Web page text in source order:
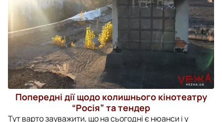
Попередні дії щодо колишнього кінотеатру
“Росія” та тендер
Тут варто зауважити, що на сьогодні є нюанси і у